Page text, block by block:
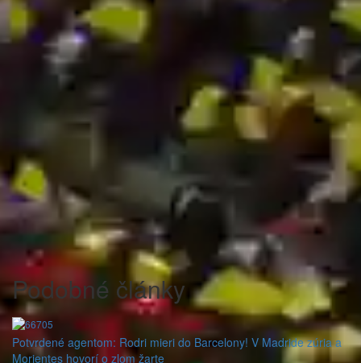
Podobné články
Potvrdené agentom: Rodri mieri do Barcelony! V Madride zúria a
Morientes hovorí o zlom žarte